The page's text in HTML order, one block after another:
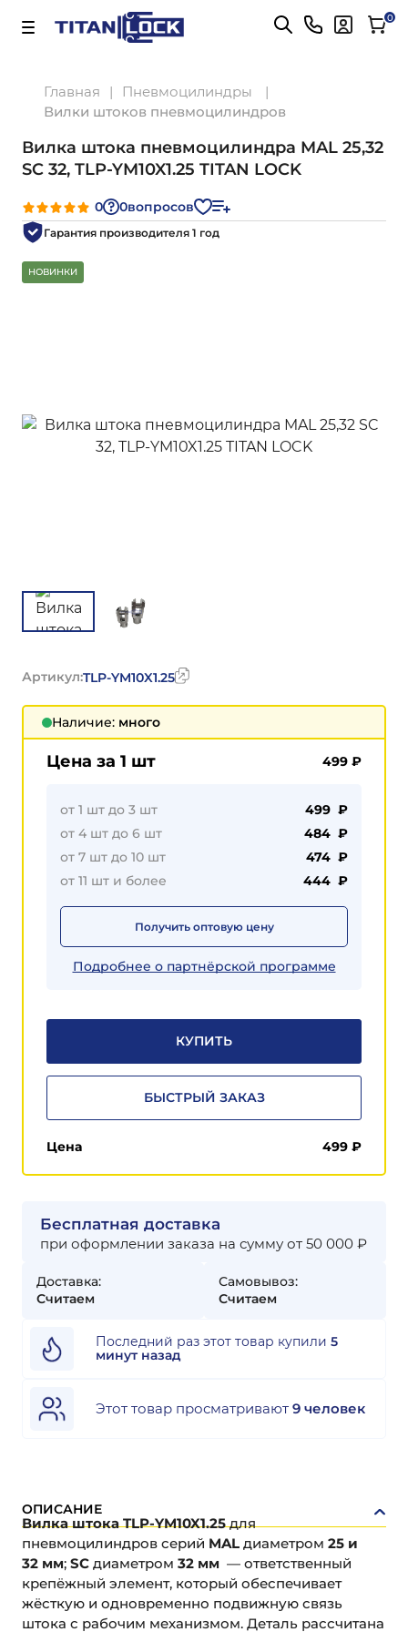
Важно! Для оплаты заказов Подробнее 0
Главная
Пневмоцилиндры
Вилки штоков пневмоцилиндров
Вилка штока пневмоцилиндра MAL 25,32
SC 32, TLP-YM10X1.25 TITAN LOCK
0 0вопросов
Гарантия производителя 1 год
НОВИНКИ
Наличие: много
Цена за 1 шт 499 ₽
от 1 шт до 3 шт
499 ₽
от 4 шт до 6 шт
484 ₽
от 7 шт до 10 шт
474 ₽
от 11 шт и более
444 ₽
Получить оптовую цену
Подробнее о партнёрской программе
КУПИТЬ
БЫСТРЫЙ ЗАКАЗ
Цена 499 ₽
Бесплатная доставка
при оформлении заказа на сумму от 50 000 ₽
Доставка:
Считаем
Самовывоз:
Считаем
Последний раз этот товар купили 5
минут назад
Этот товар просматривают 9 человек
Артикул:TLP-YM10X1.25
ОПИСАНИЕ
Вилка штока TLP-YM10X1.25для
пневмоцилиндров серий MAL диаметром 25 и
32 мм; SC диаметром 32 мм — ответственный
крепёжный элемент, который обеспечивает
жёсткую и одновременно подвижную связь
штока с рабочим механизмом. Деталь рассчитана